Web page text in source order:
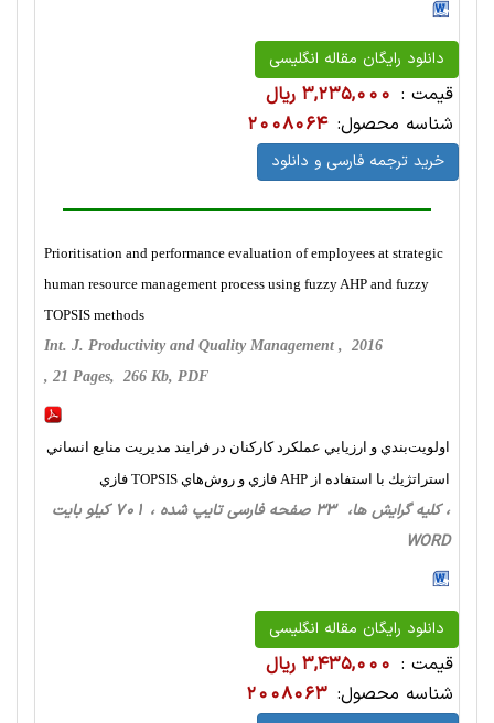
دانلود رایگان مقاله انگلیسی
قیمت : 3,235,000 ریال
شناسه محصول: 2008064
خرید ترجمه فارسی و دانلود
Prioritisation and performance evaluation of employees at strategic
human resource management process using fuzzy AHP and fuzzy
TOPSIS methods
Int. J. Productivity and Quality Management , 2016
, 21 Pages, 266 Kb, PDF
اولويت‌بندي و ارزيابي عملكرد كاركنان در فرايند مديريت منابع انساني
استراتژيك با استفاده از AHP فازي و روش‌هاي TOPSIS فازي
، کلیه گرایش ها، 33 صفحه فارسی تایپ شده ، 701 کیلو بایت
WORD
دانلود رایگان مقاله انگلیسی
قیمت : 3,435,000 ریال
شناسه محصول: 2008063